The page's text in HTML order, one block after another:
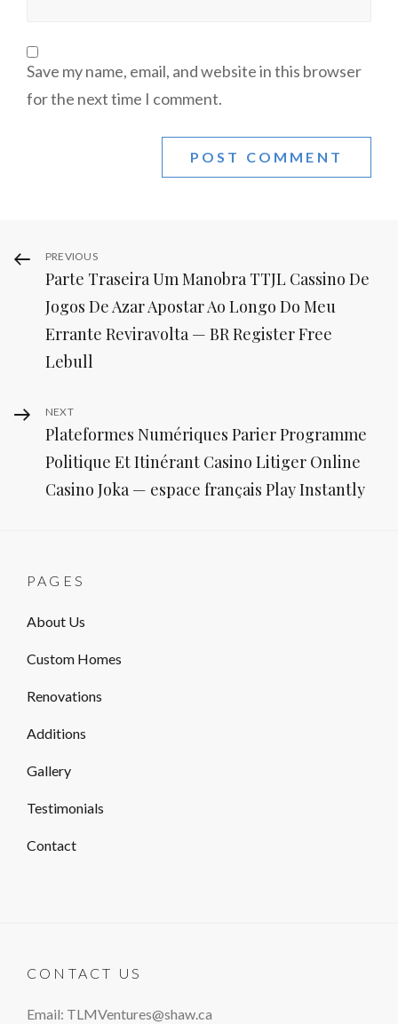
Save my name, email, and website in this browser
for the next time I comment.
Post
navigation
Previous
Post
PREVIOUS
Parte Traseira Um Manobra TTJL Cassino De
Jogos De Azar Apostar Ao Longo Do Meu
Errante Reviravolta — BR Register Free
Lebull
Next
Post
NEXT
Plateformes Numériques Parier Programme
Politique Et Itinérant Casino Litiger Online
Casino Joka — espace français Play Instantly
PAGES
About Us
Custom Homes
Renovations
Additions
Gallery
Testimonials
Contact
CONTACT US
Email: TLMVentures@shaw.ca